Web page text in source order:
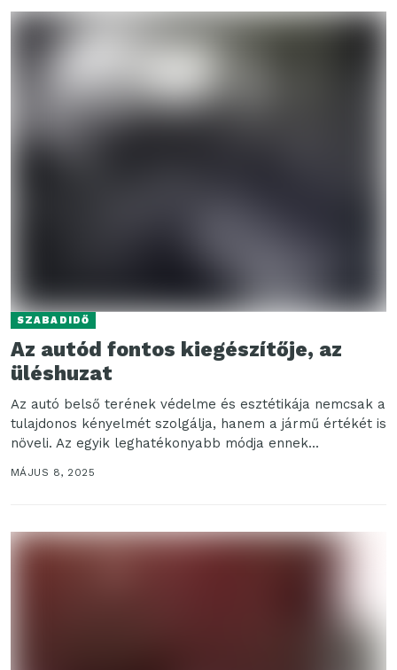
SZABADIDŐ
Az autód fontos kiegészítője, az
üléshuzat
Az autó belső terének védelme és esztétikája nemcsak a
tulajdonos kényelmét szolgálja, hanem a jármű értékét is
növeli. Az egyik leghatékonyabb módja ennek...
MÁJUS 8, 2025